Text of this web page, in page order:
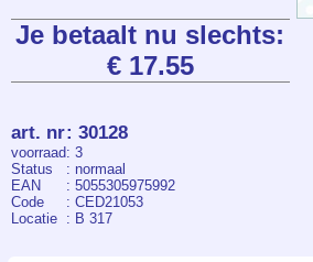
Je betaalt nu slechts:
€ 17.55
art. nr: 30128
voorraad: 3
Status
: normaal
EAN
: 5055305975992
Code
: CED21053
Locatie : B 317